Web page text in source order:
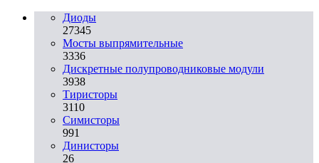
Диоды
27345
Мосты выпрямительные
3336
Дискретные полупроводниковые модули
3938
Тиристоры
3110
Симисторы
991
Динисторы
26